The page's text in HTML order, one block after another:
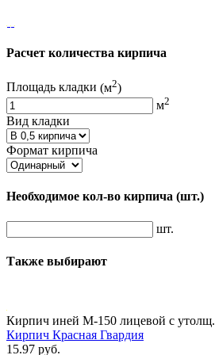
Расчет количества кирпича
Площадь кладки (м2)
м2
Вид кладки
Формат кирпича
Необходимое кол-во кирпича (шт.)
шт.
Также выбирают
Кирпич иней М-150 лицевой с
Кирпич Красная Гвардия
15.97 руб.